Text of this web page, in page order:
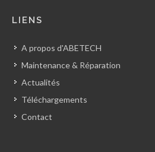
LIENS
A propos d'ABETECH
Maintenance & Réparation
Actualités
Téléchargements
Contact